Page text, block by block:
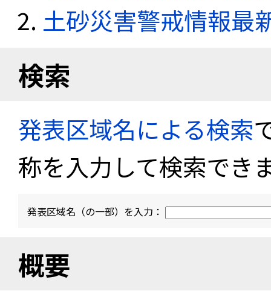
土砂災害警戒情報最
検索
発表区域名による検索
称を入力して検索でき
発表区域名（の一部）を入力：
概要